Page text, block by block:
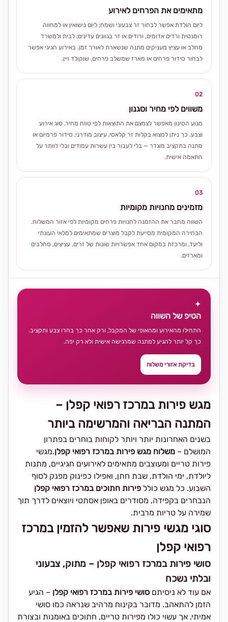
מתאימים את הפרחים לאירוע
ליום הולדת אפשר לבחור זר צבעוני ושמח; ליום נישואין או למחווה
רומנטית ורדים אדומים, ורודים או זר בגוונים עדינים; לבית ולמשרד
סחלב או עציץ מעניקים מתנה שנשארת לאורך זמן. באירוע חגיגי אפשר
לבחור סידור פרחים או מארז שמשלב פרחים, שוקולד ויין.
02
משווים לפי מחיר וסגנון
מנוע הסינון מאפשר לצמצם את התוצאות לפי טווח מחיר, סוג אירוע
וצבע. כך ניתן למצוא בקלות זר קלאסי, עיצוב מודרני, סידור פרמיום או
מתנה בתקציב מוגדר — בלי לעבור בין עשרות עמודים ובלי לוותר על
התאמה אישית.
03
מזמינים מחנויות מקומיות
השווה מחבר את ההזמנה לחנויות פרחים מקומיות לפי אזור המשלוח.
הבחירה המקומית מסייעת לקבל מוצרים שמתאימים למלאי העונתי
וליעד, ומרכזת במקום אחד אפשרויות שונות של זרים, עציצים, סחלבים
ומארזים.
מגש פירות במרכז רפואי קפלן –
המתנה הבריאה והמרשימה ביותר
בשנים האחרונות יותר ויותר לקוחות בוחרים בפתרון
המושלם – משלוח מגש פירות במרכז רפואי קפלן.מגשי
פירות טריים ומעוצבים מתאימים לאירועים חגיגיים, מתנות
ליולדת, ימי הולדת, שבת חתן, ואפילו כפינוק מפנק לסוף
השבוע. כל מגש כולל פירות חתוכים במרכז רפואי קפלן
הנבחרים בקפידה, מסודרים באופן אסתטי ויוצאים לדרך תוך
שמירה על טריות מרבית.
סוגי מגשי פירות שאפשר להזמין במרכז
רפואי קפלן
סושי פירות במרכז רפואי קפלן – מתוק, צבעוני
ובלתי נשכח
אם עוד לא ניסיתם סושי פירות במרכז רפואי קפלן – הגיע
הזמן להתאהב. מדובר בקינוח מרהיב שנראה כמו סושי
אמיתי, אך עשוי כולו מפירות טריים, חתוכים באומנות ובצורת
✦
הטיפ של השווה
התחילו מהאירוע ומהאופי של המקבל, ורק אחר כך בחרו צבע ותקציב.
כך קל יותר להגיע למתנה שמרגישה אישית ולא רק יפה.
בדיקת אזורי משלוח